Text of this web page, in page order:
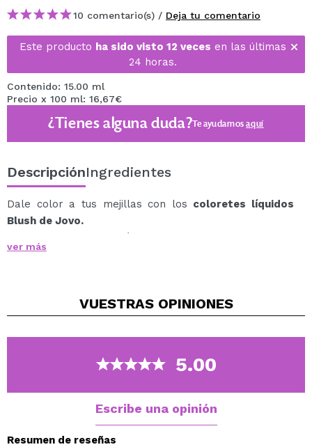
10 comentario(s) / Deja tu comentario
Este producto ha sido visto 12 veces en las últimas
24 horas.
Contenido: 15.00 ml
Precio x 100 ml: 16,67€
¿Tienes alguna duda?Te ayudamosaquí
DescripciónIngredientes
Dale color a tus mejillas con los coloretes líquidos
Blush de Jovo.
Este colorete con fórmula ligera y duradera se
extiende y se fija perfectamente consiguiendo un rubor
piel, aportándole un color suave para un acabado
Coloca una pequeña cantidad de colorete en las yemas
de los dedos y da golpecitos en tus pómulos. Repite
dependiendo de la intensidad deseada.
ver más
VUESTRAS OPINIONES
5.00
Escribe una opinión
Resumen de reseñas